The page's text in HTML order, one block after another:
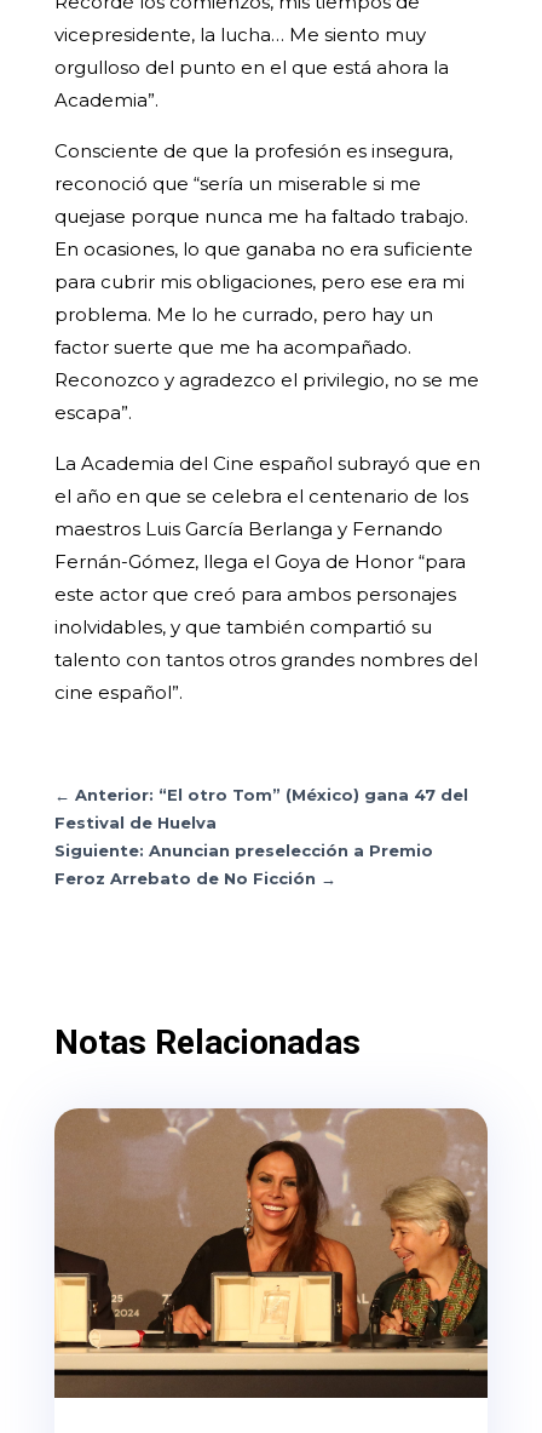
vicepresidente, la lucha… Me siento muy
orgulloso del punto en el que está ahora la
Academia”.
Consciente de que la profesión es insegura,
reconoció que “sería un miserable si me
quejase porque nunca me ha faltado trabajo.
En ocasiones, lo que ganaba no era suficiente
para cubrir mis obligaciones, pero ese era mi
problema. Me lo he currado, pero hay un
factor suerte que me ha acompañado.
Reconozco y agradezco el privilegio, no se me
escapa”.
La Academia del Cine español subrayó que en
el año en que se celebra el centenario de los
maestros Luis García Berlanga y Fernando
Fernán-Gómez, llega el Goya de Honor “para
este actor que creó para ambos personajes
inolvidables, y que también compartió su
talento con tantos otros grandes nombres del
cine español”.
← Anterior: “El otro Tom” (México) gana 47 del
Festival de Huelva
Siguiente: Anuncian preselección a Premio
Feroz Arrebato de No Ficción →
Notas Relacionadas